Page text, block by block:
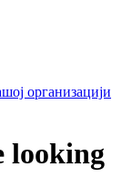
организацији
looking